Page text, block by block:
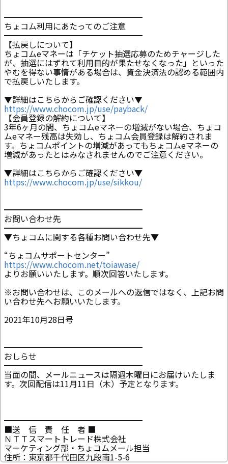
━━━━━━━━━━━━━━━━━
ちょコム利用にあたってのご注意
━━━━━━━━━━━━━━━━━
【払戻しについて】
ちょコムeマネーは「チケット抽選応募のためチャージした
が、抽選にはずれて利用目的が果たせなくなった」といった
やむを得ない事情がある場合は、資金決済法の認める範囲内
で払戻しいたします。
▼詳細はこちらからご確認ください▼
https://www.chocom.jp/use/payback/
【会員登録の解約について】
3年6ヶ月の間、ちょコムeマネーの増減がない場合、ちょコ
ムeマネー残高は失効し、ちょコム会員登録は解約されま
す。ちょコムポイントの増減があってもちょコムeマネーの
増減があったとはみなされませんのでご注意ください。
▼詳細はこちらからご確認ください▼
https://www.chocom.jp/use/sikkou/
━━━━━━━━━━━━━━━━━
お問い合わせ先
━━━━━━━━━━━━━━━━━
▼ちょコムに関する各種お問い合わせ先▼
“ちょコムサポートセンター”
https://www.chocom.net/toiawase/
よりお願いいたします。順次回答いたします。
※お問い合わせは、このメールへの返信ではなく、上記お問
い合わせ先へお願いいたします。
2021年10月28日号
━━━━━━━━━━━━━━━━━
おしらせ
━━━━━━━━━━━━━━━━━
当面の間、メールニュースは隔週木曜日にお届けいたしま
す。次回配信は11月11日（木）予定となります。
━━━━━━━━━━━━━━━━━
■送 信 責 任 者 ■
ＮＴＴスマートトレード株式会社
マーケティング部・ちょコムメール担当
住所：東京都千代田区九段南1-5-6